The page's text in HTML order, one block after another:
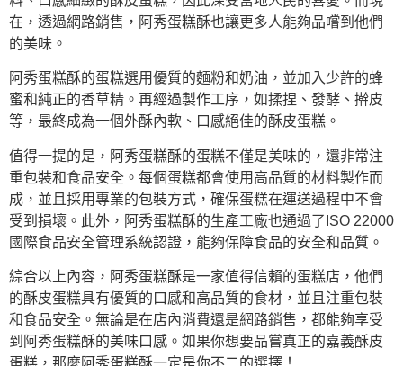
在，透過網路銷售，阿秀蛋糕酥也讓更多人能夠品嚐到他們
的美味。
阿秀蛋糕酥的蛋糕選用優質的麵粉和奶油，並加入少許的蜂
蜜和純正的香草精。再經過製作工序，如揉捏、發酵、擀皮
等，最終成為一個外酥內軟、口感絕佳的酥皮蛋糕。
值得一提的是，阿秀蛋糕酥的蛋糕不僅是美味的，還非常注
重包裝和食品安全。每個蛋糕都會使用高品質的材料製作而
成，並且採用專業的包裝方式，確保蛋糕在運送過程中不會
受到損壞。此外，阿秀蛋糕酥的生產工廠也通過了ISO 22000
國際食品安全管理系統認證，能夠保障食品的安全和品質。
綜合以上內容，阿秀蛋糕酥是一家值得信賴的蛋糕店，他們
的酥皮蛋糕具有優質的口感和高品質的食材，並且注重包裝
和食品安全。無論是在店內消費還是網路銷售，都能夠享受
到阿秀蛋糕酥的美味口感。如果你想要品嘗真正的嘉義酥皮
蛋糕，那麼阿秀蛋糕酥一定是你不二的選擇！